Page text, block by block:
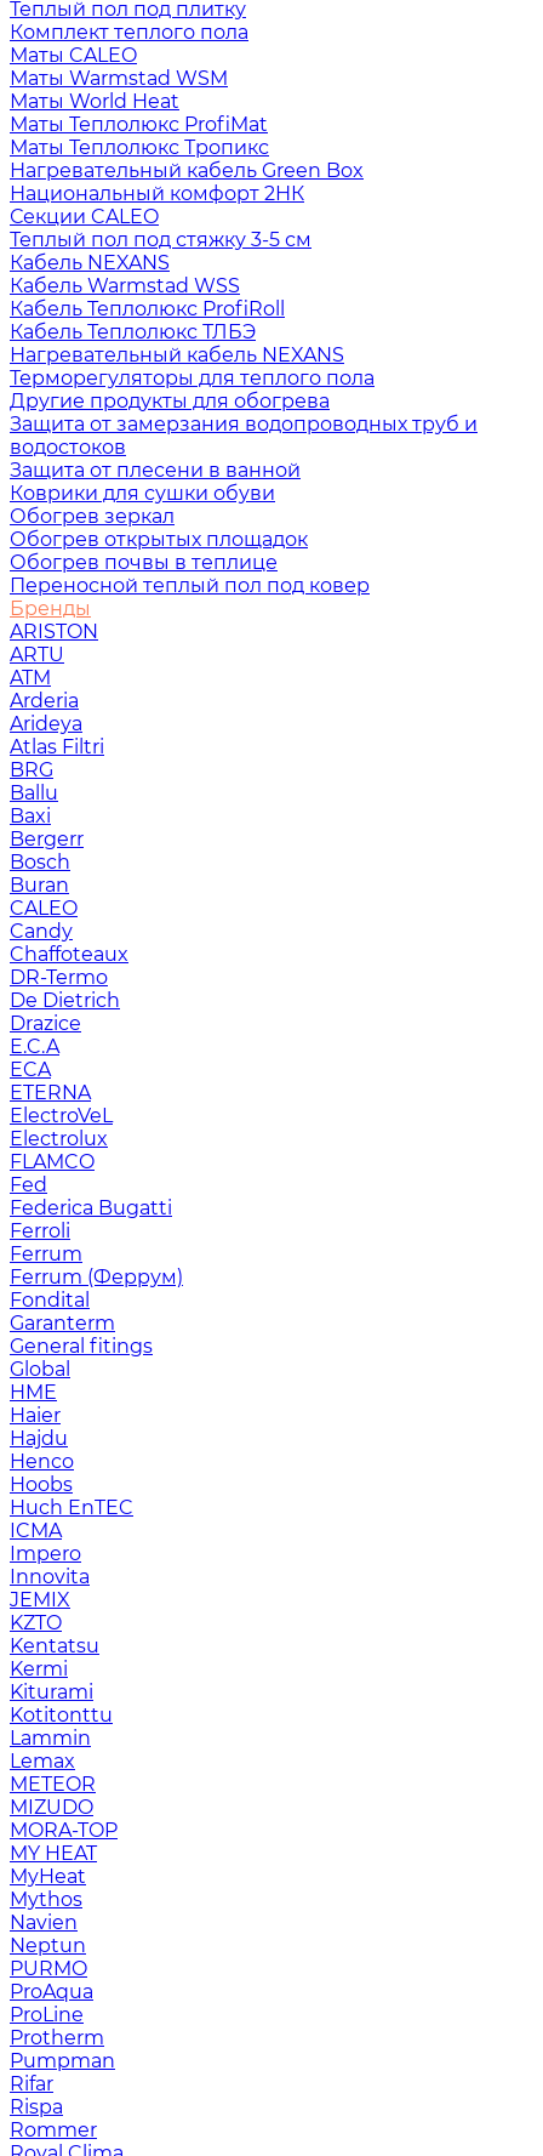
Теплый пол под плитку
Комплект теплого пола
Маты CALEO
Маты Warmstad WSM
Маты World Heat
Маты Теплолюкс ProfiMat
Маты Теплолюкс Тропикс
Нагревательный кабель Green Box
Национальный комфорт 2НК
Секции CALEO
Теплый пол под стяжку 3-5 см
Кабель NEXANS
Кабель Warmstad WSS
Кабель Теплолюкс ProfiRoll
Кабель Теплолюкс ТЛБЭ
Нагревательный кабель NEXANS
Терморегуляторы для теплого пола
Другие продукты для обогрева
Защита от замерзания водопроводных труб и
водостоков
Защита от плесени в ванной
Коврики для сушки обуви
Обогрев зеркал
Обогрев открытых площадок
Обогрев почвы в теплице
Переносной теплый пол под ковер
Бренды
ARISTON
ARTU
ATM
Arderia
Arideya
Atlas Filtri
BRG
Ballu
Baxi
Bergerr
Bosch
Buran
CALEO
Candy
Chaffoteaux
DR-Termo
De Dietrich
Drazice
E.C.A
ECA
ETERNA
ElectroVeL
Electrolux
FLAMCO
Fed
Federica Bugatti
Ferroli
Ferrum
Ferrum (Феррум)
Fondital
Garanterm
General fitings
Global
HME
Haier
Hajdu
Henco
Hoobs
Huch EnTEC
ICMA
Impero
Innovita
JEMIX
KZTO
Kentatsu
Kermi
Kiturami
Kotitonttu
Lammin
Lemax
METEOR
MIZUDO
MORA-TOP
MY HEAT
MyHeat
Mythos
Navien
Neptun
PURMO
ProAqua
ProLine
Protherm
Pumpman
Rifar
Rispa
Rommer